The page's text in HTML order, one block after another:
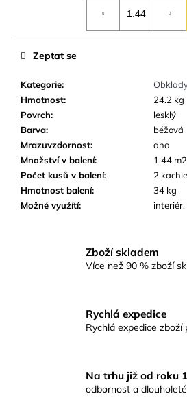
Kategorie:
Hmotnost:
24.2 kg
Povrch:
lesklý
Barva:
béžová
Mrazuvzdornost:
ano
Množství v balení:
1,44 m2
Počet kusů v balení:
2 kachle
Hmotnost balení:
34 kg
Možné využítí: interiér,
Zeptat se
Zboží skladem
Více než 90 % zboží
Rychlá expedice
Rychlá expedice zboží
Na trhu již od roku
odbornost a
DLAŽBA
OBKLAD
SANDWOOD
BROWN
18,5X59,8
CM
IMITACE
DŘEVA
459
Kč